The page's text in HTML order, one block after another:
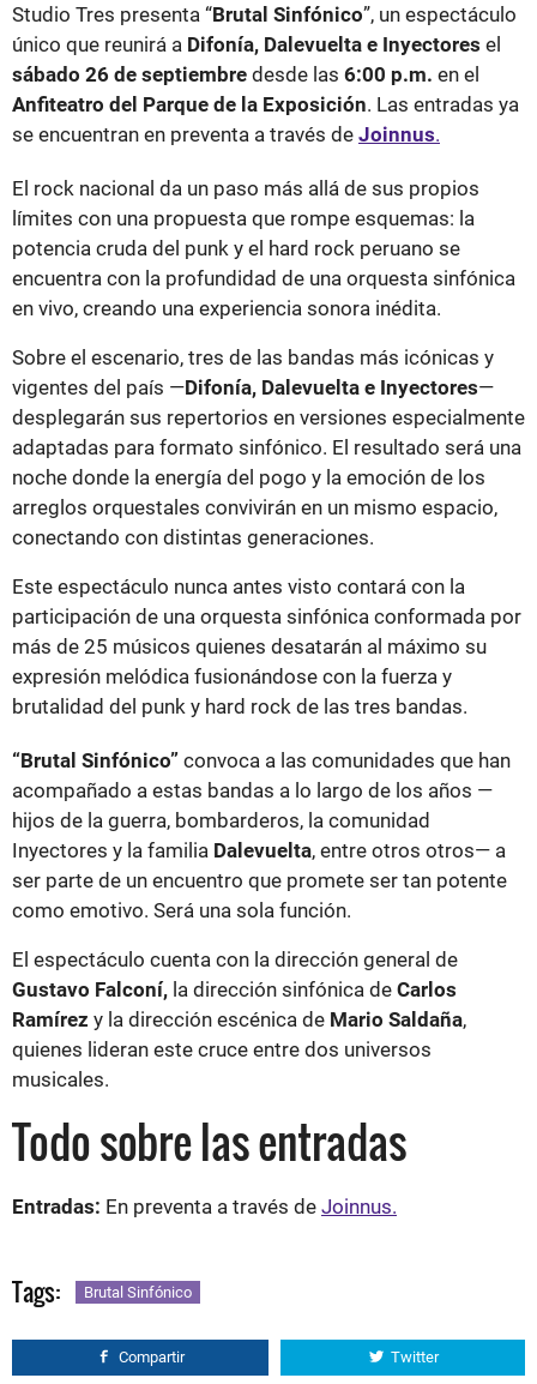
Studio Tres presenta “Brutal Sinfónico”, un espectáculo
único que reunirá a Difonía, Dalevuelta e Inyectores el
sábado 26 de septiembre desde las 6:00 p.m. en el
Anfiteatro del Parque de la Exposición. Las entradas ya
se encuentran en preventa a través de Joinnus.
El rock nacional da un paso más allá de sus propios
límites con una propuesta que rompe esquemas: la
potencia cruda del punk y el hard rock peruano se
encuentra con la profundidad de una orquesta sinfónica
en vivo, creando una experiencia sonora inédita.
Sobre el escenario, tres de las bandas más icónicas y
vigentes del país —Difonía, Dalevuelta e Inyectores—
desplegarán sus repertorios en versiones especialmente
adaptadas para formato sinfónico. El resultado será una
noche donde la energía del pogo y la emoción de los
arreglos orquestales convivirán en un mismo espacio,
conectando con distintas generaciones.
Este espectáculo nunca antes visto contará con la
participación de una orquesta sinfónica conformada por
más de 25 músicos quienes desatarán al máximo su
expresión melódica fusionándose con la fuerza y
brutalidad del punk y hard rock de las tres bandas.
“Brutal Sinfónico” convoca a las comunidades que han
acompañado a estas bandas a lo largo de los años —
hijos de la guerra, bombarderos, la comunidad
Inyectores y la familia Dalevuelta, entre otros otros— a
ser parte de un encuentro que promete ser tan potente
como emotivo. Será una sola función.
El espectáculo cuenta con la dirección general de
Gustavo Falconí, la dirección sinfónica de Carlos
Ramírez y la dirección escénica de Mario Saldaña,
quienes lideran este cruce entre dos universos
musicales.
Todo sobre las entradas
Entradas: En preventa a través de Joinnus.
Tags: Brutal Sinfónico
Compartir Twitter